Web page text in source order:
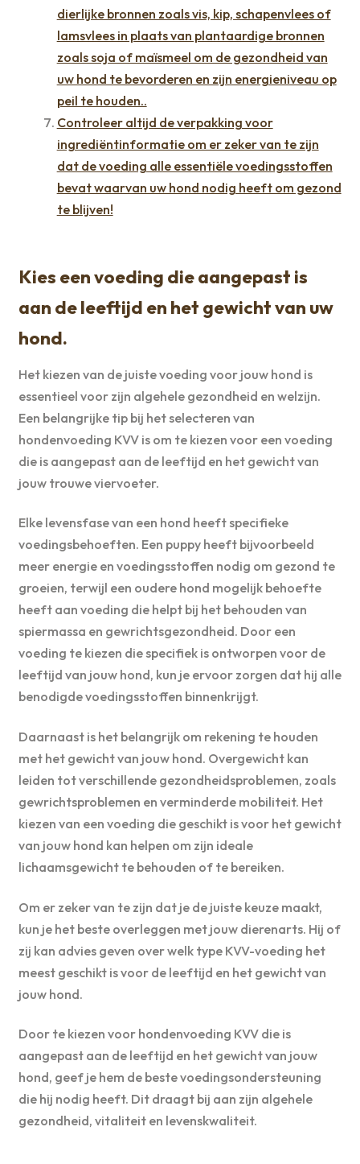
dierlijke bronnen zoals vis, kip, schapenvlees of
lamsvlees in plaats van plantaardige bronnen
zoals soja of maïsmeel om de gezondheid van
uw hond te bevorderen en zijn energieniveau op
peil te houden..
Controleer altijd de verpakking voor
ingrediëntinformatie om er zeker van te zijn
dat de voeding alle essentiële voedingsstoffen
bevat waarvan uw hond nodig heeft om gezond
te blijven!
Kies een voeding die aangepast is
aan de leeftijd en het gewicht van uw
hond.
Het kiezen van de juiste voeding voor jouw hond is
essentieel voor zijn algehele gezondheid en welzijn.
Een belangrijke tip bij het selecteren van
hondenvoeding KVV is om te kiezen voor een voeding
die is aangepast aan de leeftijd en het gewicht van
jouw trouwe viervoeter.
Elke levensfase van een hond heeft specifieke
voedingsbehoeften. Een puppy heeft bijvoorbeeld
meer energie en voedingsstoffen nodig om gezond te
groeien, terwijl een oudere hond mogelijk behoefte
heeft aan voeding die helpt bij het behouden van
spiermassa en gewrichtsgezondheid. Door een
voeding te kiezen die specifiek is ontworpen voor de
leeftijd van jouw hond, kun je ervoor zorgen dat hij alle
benodigde voedingsstoffen binnenkrijgt.
Daarnaast is het belangrijk om rekening te houden
met het gewicht van jouw hond. Overgewicht kan
leiden tot verschillende gezondheidsproblemen, zoals
gewrichtsproblemen en verminderde mobiliteit. Het
kiezen van een voeding die geschikt is voor het gewicht
van jouw hond kan helpen om zijn ideale
lichaamsgewicht te behouden of te bereiken.
Om er zeker van te zijn dat je de juiste keuze maakt,
kun je het beste overleggen met jouw dierenarts. Hij of
zij kan advies geven over welk type KVV-voeding het
meest geschikt is voor de leeftijd en het gewicht van
jouw hond.
Door te kiezen voor hondenvoeding KVV die is
aangepast aan de leeftijd en het gewicht van jouw
hond, geef je hem de beste voedingsondersteuning
die hij nodig heeft. Dit draagt bij aan zijn algehele
gezondheid, vitaliteit en levenskwaliteit.